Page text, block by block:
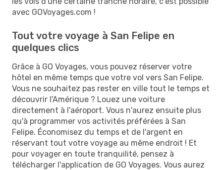
avec GOVoyages.com !
Tout votre voyage à San Felipe en
quelques clics
Grâce à GO Voyages, vous pouvez réserver votre
hôtel en même temps que votre vol vers San Felipe.
Vous ne souhaitez pas rester en ville tout le temps et
découvrir l'Amérique ? Louez une voiture
directement à l'aéroport. Vous n'aurez ensuite plus
qu'à programmer vos activités préférées à San
Felipe. Économisez du temps et de l'argent en
réservant tout votre voyage au même endroit ! Et
pour voyager en toute tranquilité, pensez à
télécharger l'application de GO Voyages. Vous aurez